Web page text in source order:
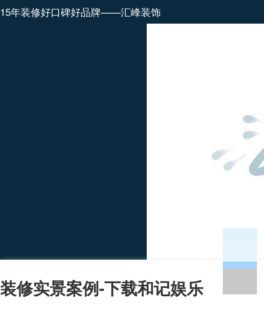
15年装修好口碑好品牌——汇峰装饰
装修实景案例-下载和记娱乐